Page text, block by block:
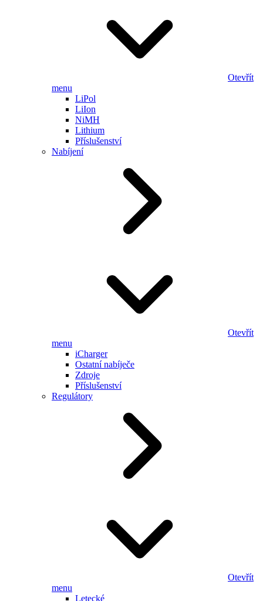
Otevřít
menu
LiPol
LiIon
NiMH
Lithium
Příslušenství
Nabíjení
Otevřít
menu
iCharger
Ostatní nabíječe
Zdroje
Příslušenství
Regulátory
Otevřít
menu
Letecké